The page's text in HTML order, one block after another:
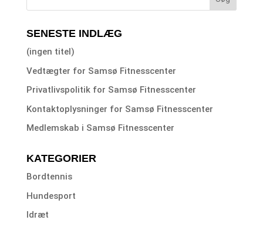
SENESTE INDLÆG
(ingen titel)
Vedtægter for Samsø Fitnesscenter
Privatlivspolitik for Samsø Fitnesscenter
Kontaktoplysninger for Samsø Fitnesscenter
Medlemskab i Samsø Fitnesscenter
KATEGORIER
Bordtennis
Hundesport
Idræt